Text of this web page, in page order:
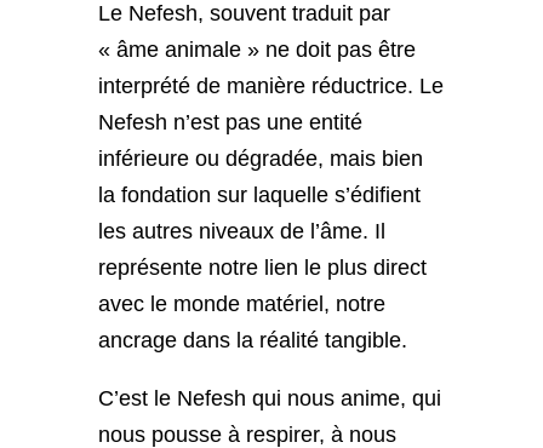
Le Nefesh, souvent traduit par
« âme animale » ne doit pas être
interprété de manière réductrice. Le
Nefesh n’est pas une entité
inférieure ou dégradée, mais bien
la fondation sur laquelle s’édifient
les autres niveaux de l’âme. Il
représente notre lien le plus direct
avec le monde matériel, notre
ancrage dans la réalité tangible.
C’est le Nefesh qui nous anime, qui
nous pousse à respirer, à nous